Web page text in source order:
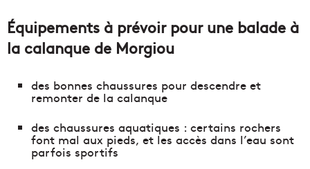
Équipements à prévoir pour une balade à
la calanque de Morgiou
des bonnes chaussures pour descendre et
remonter de la calanque
des chaussures aquatiques : certains rochers
font mal aux pieds, et les accès dans l’eau sont
parfois sportifs